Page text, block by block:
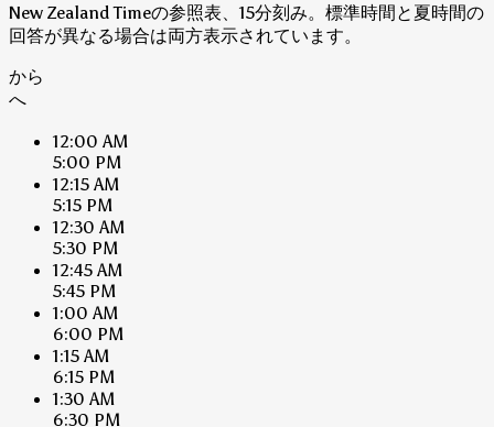
New Zealand Timeの参照表、15分刻み。標準時間と夏時間の
回答が異なる場合は両方表示されています。
から
へ
12:00 AM
5:00 PM
12:15 AM
5:15 PM
12:30 AM
5:30 PM
12:45 AM
5:45 PM
1:00 AM
6:00 PM
1:15 AM
6:15 PM
1:30 AM
6:30 PM